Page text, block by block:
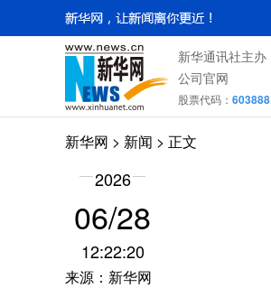
新华通讯社主办
公司官网
股票代码： 603888
新华网 > 新闻 > 正文
2026
06/28
12:22:20
来源：新华网